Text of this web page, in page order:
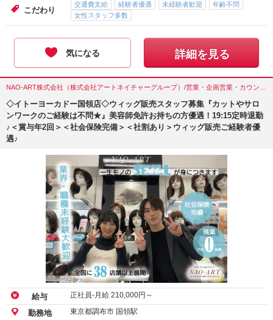
こだわり
交通費支給 経験者優遇 未経験者歓迎
年齢不問
女性スタッフ多数
気になる 詳細を見る
◇イトーヨーカドー国領店◇ウィッグ販売スタッフ募集『カットやサロ
ンワークのご経験は不問★』美容師免許お持ちの方優遇！19:15定時退勤
♪＜賞与年2回＞＜社会保険完備＞＜社割あり＞ウィッグ販売ご経験者優
遇♪
給与 正社員-月給 210,000円～
勤務地 東京都調布市 国領駅